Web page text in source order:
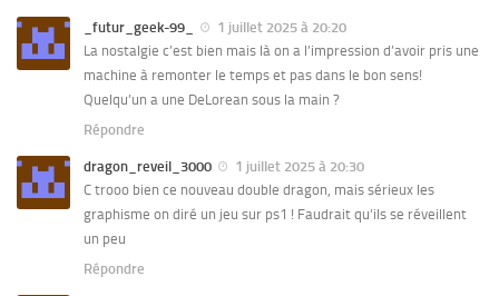
_futur_geek-99_
1 juillet 2025 à 20:20
La nostalgie c’est bien mais là on a l’impression d’avoir pris une
machine à remonter le temps et pas dans le bon sens!
Quelqu’un a une DeLorean sous la main ?
Répondre
dragon_reveil_3000
1 juillet 2025 à 20:30
C trooo bien ce nouveau double dragon, mais sérieux les
graphisme on diré un jeu sur ps1 ! Faudrait qu’ils se réveillent
un peu
Répondre